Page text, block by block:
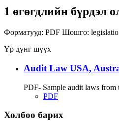
1 өгөгдлийн бүрдэл
Форматууд: PDF Шошго:
Үр дүнг шүүх
Audit Law USA,
PDF- Sample audit laws
PDF
Холбоо барих